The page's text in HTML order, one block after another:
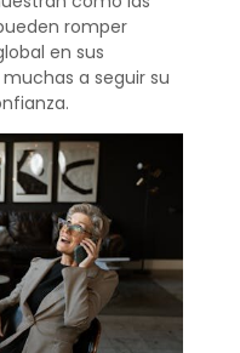
romper
en sus
a seguir su